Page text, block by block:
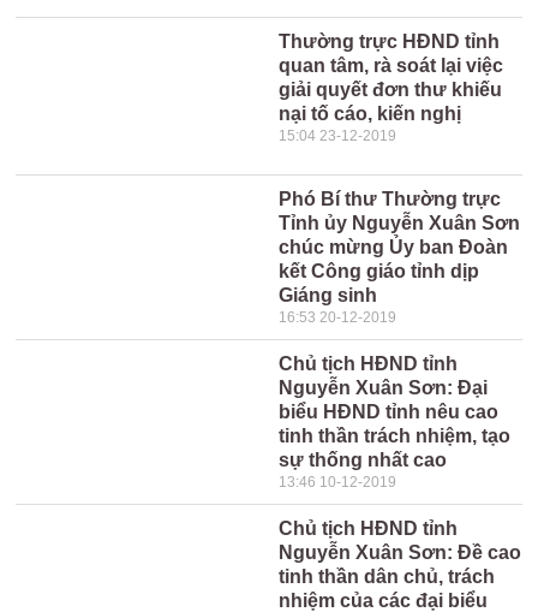
Thường trực HĐND tỉnh
quan tâm, rà soát lại việc
giải quyết đơn thư khiếu
nại tố cáo, kiến nghị
15:04 23-12-2019
Phó Bí thư Thường trực
Tỉnh ủy Nguyễn Xuân Sơn
chúc mừng Ủy ban Đoàn
kết Công giáo tỉnh dịp
Giáng sinh
16:53 20-12-2019
Chủ tịch HĐND tỉnh
Nguyễn Xuân Sơn: Đại
biểu HĐND tỉnh nêu cao
tinh thần trách nhiệm, tạo
sự thống nhất cao
13:46 10-12-2019
Chủ tịch HĐND tỉnh
Nguyễn Xuân Sơn: Đề cao
tinh thần dân chủ, trách
nhiệm của các đại biểu